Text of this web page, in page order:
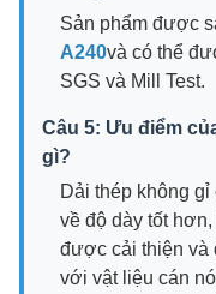
Sản phẩm được
A240và có thể
SGS và Mill Test.
Câu 5: Ưu điểm
gì?
Dải thép không
về độ dày tốt
được cải thiện và
với vật liệu cán